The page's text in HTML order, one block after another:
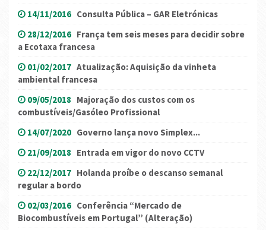
14/11/2016 Consulta Pública – GAR Eletrónicas
28/12/2016 França tem seis meses para decidir sobre
a Ecotaxa francesa
01/02/2017 Atualização: Aquisição da vinheta
ambiental francesa
09/05/2018 Majoração dos custos com os
combustíveis/Gasóleo Profissional
14/07/2020 Governo lança novo Simplex...
21/09/2018 Entrada em vigor do novo CCTV
22/12/2017 Holanda proíbe o descanso semanal
regular a bordo
02/03/2016 Conferência “Mercado de
Biocombustíveis em Portugal” (Alteração)